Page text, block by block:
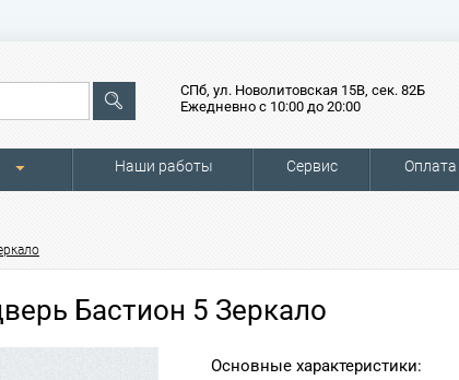
СПб, ул. Новолитовская 15В, сек. 82Б
Ежедневно с 10:00 до 20:00
Наши работы Сервис Оплата
Бастион 5 Зеркало
Основные характеристики: